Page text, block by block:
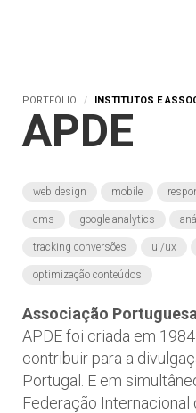
PORTFÓLIO INSTITUTOS E
APDE
web design mobile
cms google analytics
tracking conversões ui/ux
optimização conteúdos
Associação
APDE foi criada em
contribuir para a
Portugal. E em
Federação Internacional